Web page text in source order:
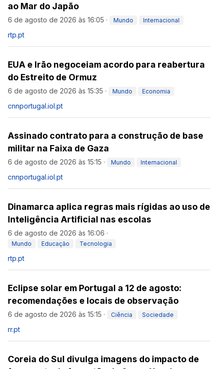
ao Mar do Japão
6 de agosto de 2026 às 16:05 · Mundo Internacional
rtp.pt
EUA e Irão negoceiam acordo para reabertura
do Estreito de Ormuz
6 de agosto de 2026 às 15:35 · Mundo Economia
cnnportugal.iol.pt
Assinado contrato para a construção de base
militar na Faixa de Gaza
6 de agosto de 2026 às 15:15 · Mundo Internacional
cnnportugal.iol.pt
Dinamarca aplica regras mais rígidas ao uso de
Inteligência Artificial nas escolas
6 de agosto de 2026 às 16:06 ·
Mundo Educação Tecnologia
rtp.pt
Eclipse solar em Portugal a 12 de agosto:
recomendações e locais de observação
6 de agosto de 2026 às 15:15 · Ciência Sociedade
rr.pt
Coreia do Sul divulga imagens do impacto de